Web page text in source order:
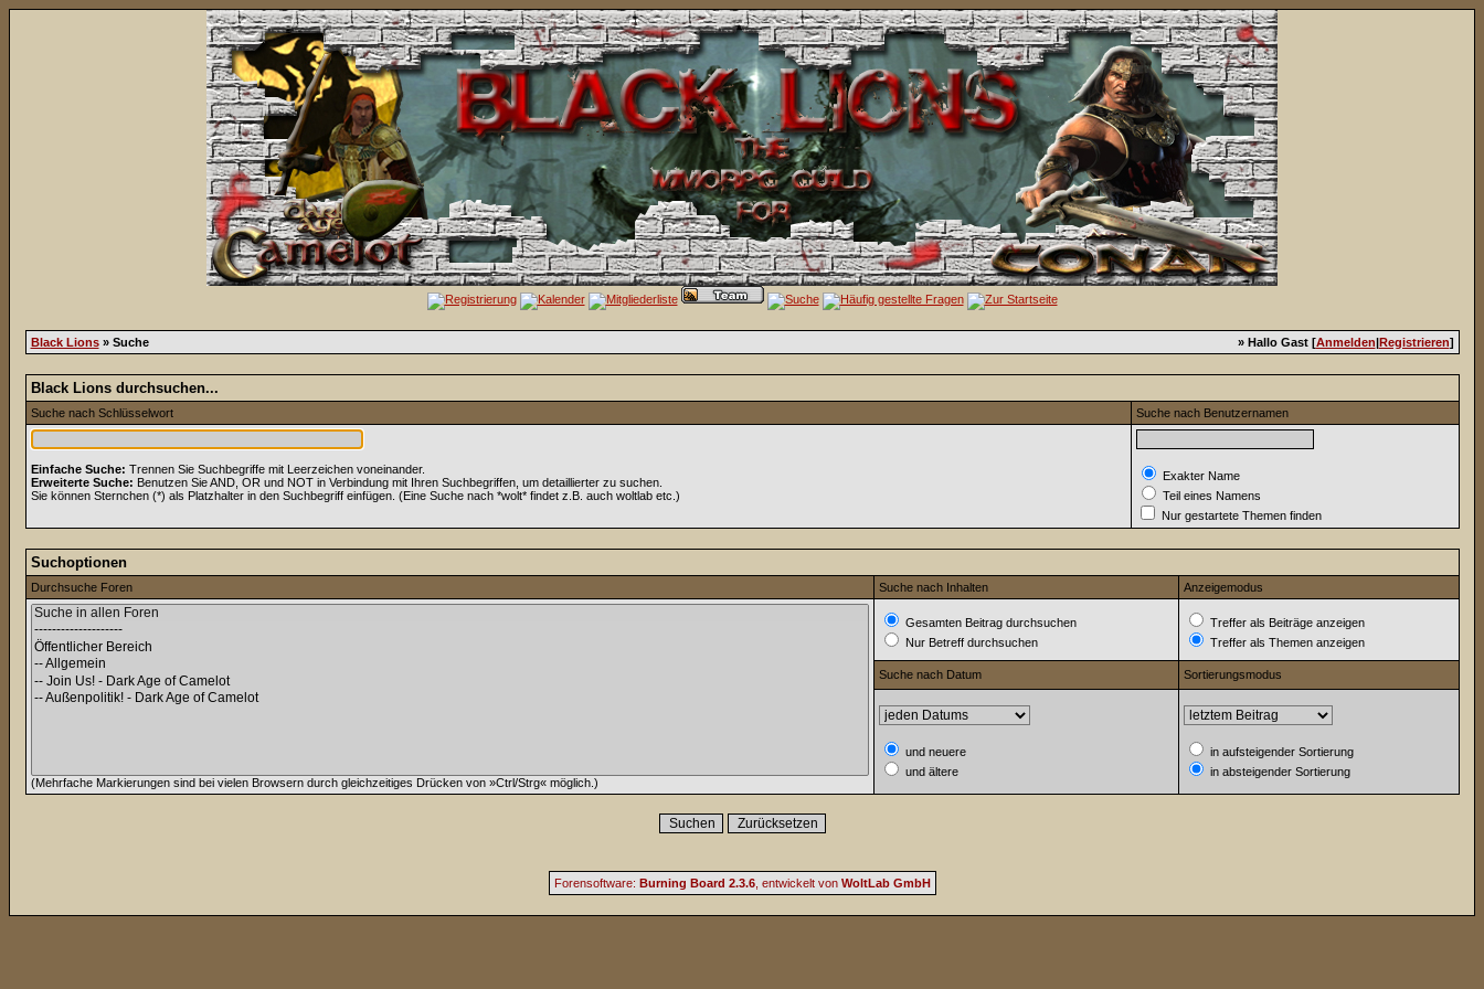
Black Lions» Suche » Hallo Gast [Anmelden|Registrieren]
Black Lions durchsuchen...
Suche nach Schlüsselwort Suche nach Benutzernamen
Einfache Suche: Trennen Sie Suchbegriffe mit Leerzeichen voneinander.
Erweiterte Suche: Benutzen Sie AND, OR und NOT in Verbindung mit Ihren Suchbegriffen, um detaillierter zu suchen.
Sie können Sternchen (*) als Platzhalter in den Suchbegriff einfügen. (Eine Suche nach *wolt* findet z.B. auch woltlab etc.)
Exakter Name
Teil eines Namens
Nur gestartete Themen finden
Suchoptionen
Durchsuche Foren Suche nach Inhalten Anzeigemodus
(Mehrfache Markierungen sind bei vielen Browsern durch gleichzeitiges Drücken von »Ctrl/Strg« möglich.)
Gesamten Beitrag durchsuchen
Nur Betreff durchsuchen
Treffer als Beiträge anzeigen
Treffer als Themen anzeigen
Suche nach Datum Sortierungsmodus
und neuere
und ältere
in aufsteigender Sortierung
in absteigender Sortierung
Forensoftware: Burning Board 2.3.6, entwickelt von WoltLab GmbH